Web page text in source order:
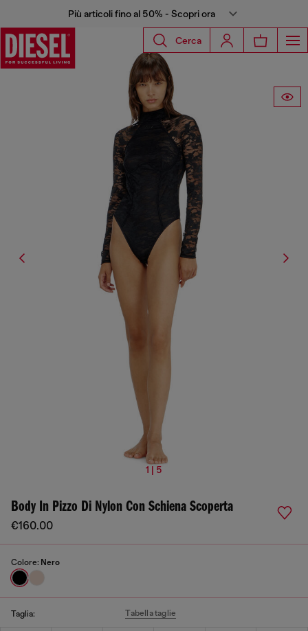
Più articoli fino al 50% - Scopri ora
Cerca
1 | 5
Body In Pizzo Di Nylon Con Schiena Scoperta
€160.00
Colore: Nero
Taglia: Tabella taglie